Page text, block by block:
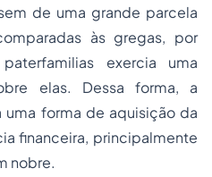
de uma grande parcela
às gregas, por
paterfamilias exercia uma
elas. Dessa forma, a
forma de aquisição da
financeira, principalmente
nobre.